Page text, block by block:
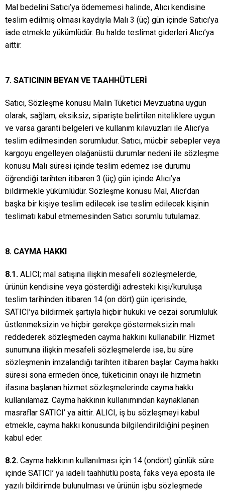
Mal bedelini Satıcı’ya ödememesi halinde, Alıcı kendisine
teslim edilmiş olması kaydıyla Malı 3 (üç) gün içinde Satıcı’ya
iade etmekle yükümlüdür. Bu halde teslimat giderleri Alıcı’ya
aittir.
7. SATICININ BEYAN VE TAAHHÜTLERİ
Satıcı, Sözleşme konusu Malın Tüketici Mevzuatına uygun
olarak, sağlam, eksiksiz, siparişte belirtilen niteliklere uygun
ve varsa garanti belgeleri ve kullanım kılavuzları ile Alıcı’ya
teslim edilmesinden sorumludur. Satıcı, mücbir sebepler veya
kargoyu engelleyen olağanüstü durumlar nedeni ile sözleşme
konusu Malı süresi içinde teslim edemez ise durumu
öğrendiği tarihten itibaren 3 (üç) gün içinde Alıcı’ya
bildirmekle yükümlüdür. Sözleşme konusu Mal, Alıcı’dan
başka bir kişiye teslim edilecek ise teslim edilecek kişinin
teslimatı kabul etmemesinden Satıcı sorumlu tutulamaz.
8. CAYMA HAKKI
8.1. ALICI; mal satışına ilişkin mesafeli sözleşmelerde,
ürünün kendisine veya gösterdiği adresteki kişi/kuruluşa
teslim tarihinden itibaren 14 (on dört) gün içerisinde,
SATICI’ya bildirmek şartıyla hiçbir hukuki ve cezai sorumluluk
üstlenmeksizin ve hiçbir gerekçe göstermeksizin malı
reddederek sözleşmeden cayma hakkını kullanabilir. Hizmet
sunumuna ilişkin mesafeli sözleşmelerde ise, bu süre
sözleşmenin imzalandığı tarihten itibaren başlar. Cayma hakkı
süresi sona ermeden önce, tüketicinin onayı ile hizmetin
ifasına başlanan hizmet sözleşmelerinde cayma hakkı
kullanılamaz. Cayma hakkının kullanımından kaynaklanan
masraflar SATICI’ ya aittir. ALICI, iş bu sözleşmeyi kabul
etmekle, cayma hakkı konusunda bilgilendirildiğini peşinen
kabul eder.
8.2. Cayma hakkının kullanılması için 14 (ondört) günlük süre
içinde SATICI’ ya iadeli taahhütlü posta, faks veya eposta ile
yazılı bildirimde bulunulması ve ürünün işbu sözleşmede